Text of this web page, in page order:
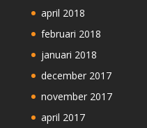
april 2018
februari 2018
januari 2018
december 2017
november 2017
april 2017